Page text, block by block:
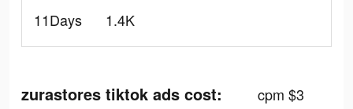
11Days
1.4K
zurastores tiktok ads cost: cpm $3